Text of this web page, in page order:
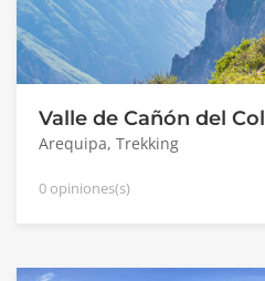
Valle de Cañón del
Arequipa, Trekking
0 opiniones(s)